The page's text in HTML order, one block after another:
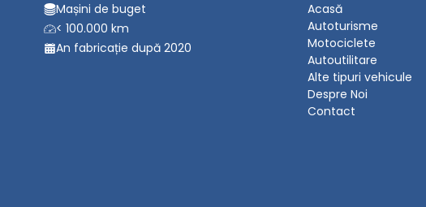
Mașini de buget
< 100.000 km
An fabricație după 2020
Acasă
Autoturisme
Motociclete
Autoutilitare
Alte tipuri vehicule
Despre Noi
Contact